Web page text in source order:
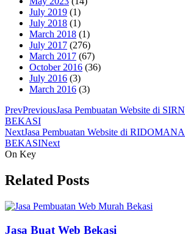
July 2019 (1)
July 2018 (1)
March 2018 (1)
July 2017 (276)
March 2017 (67)
October 2016 (36)
July 2016 (3)
March 2016 (3)
PrevPreviousJasa Pembuatan Website di
BEKASI
NextJasa Pembuatan Website di
BEKASINext
On Key
Related Posts
Jasa Buat Web Bekasi